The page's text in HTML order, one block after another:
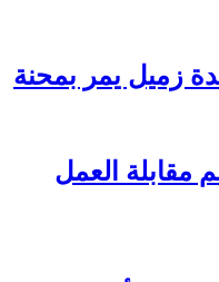
مقابلة العمل